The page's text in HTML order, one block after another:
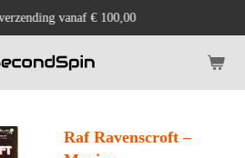
vanaf € 100,00
Raf Ravenscroft ‎–